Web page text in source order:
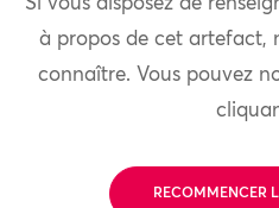
à propos de cet artefact,
connaître. Vous pouvez
RECOMMENCER